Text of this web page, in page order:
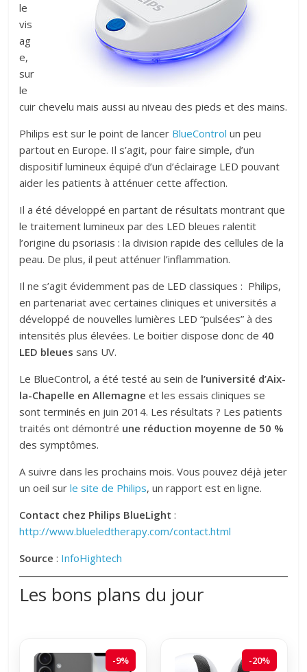
le
vis
ag
e,
sur
le
cuir chevelu mais aussi au niveau des pieds et des mains.
Philips est sur ​​le point de lancer BlueControl un peu
partout en Europe. Il s’agit, pour faire simple, d’un
dispositif lumineux équipé d’un d’éclairage LED pouvant
aider les patients à atténuer cette affection.
Il a été développé en partant de résultats montrant que
le traitement lumineux par des LED bleues ralentit
l’origine du psoriasis : la division rapide des cellules de la
peau. De plus, il peut atténuer l’inflammation.
Il ne s’agit évidemment pas de LED classiques : Philips,
en partenariat avec certaines cliniques et universités a
développé de nouvelles lumières LED “pulsées” à des
intensités plus élevées. Le boitier dispose donc de 40
LED bleues sans UV.
Le BlueControl, a été testé au sein de l’université d’Aix-
la-Chapelle en Allemagne et les essais cliniques se
sont terminés en juin 2014. Les résultats ? Les patients
traités ont démontré une réduction moyenne de 50 %
des symptômes.
A suivre dans les prochains mois. Vous pouvez déjà jeter
un oeil surle site de Philips, un rapport est en ligne.
Contact chez Philips BlueLight :
http://www.blueledtherapy.com/contact.html
Source : InfoHightech
Les bons plans du jour
-9% -20%